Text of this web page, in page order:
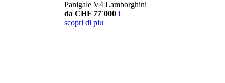
Panigale V4 Lamborghini
da CHF 77´000 i
scopri di piu